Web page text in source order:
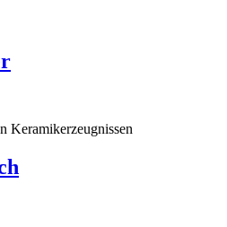
Keramikerzeugnissen